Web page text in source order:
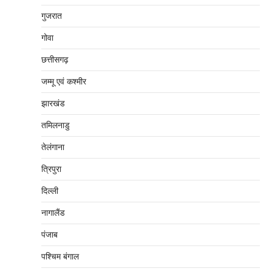
गुजरात
गोवा
छत्तीसगढ़
जम्‍मू एवं कश्‍मीर
झारखंड
तमिलनाडु
तेलंगाना
त्रिपुरा
दिल्‍ली
नागालैंड
पंजाब
पश्चिम बंगाल